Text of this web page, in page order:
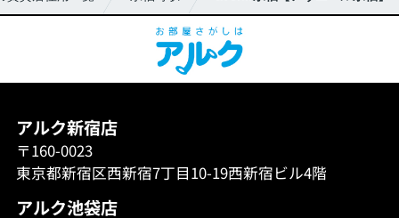
アルク新宿店
〒160-0023
東京都新宿区西新宿7丁目10-19西新宿ビル4階
アルク池袋店